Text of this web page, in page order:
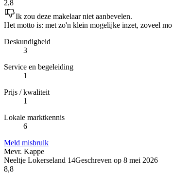
2,8
Ik zou deze makelaar niet aanbevelen.
Het motto is: met zo'n klein mogelijke inzet, zoveel
Deskundigheid
3
Service en begeleiding
1
Prijs / kwaliteit
1
Lokale marktkennis
6
Meld misbruik
Mevr. Kappe
Neeltje Lokerseland 14Geschreven op 8 mei 2026
8,8